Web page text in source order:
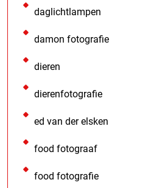
daglichtlampen
damon fotografie
dieren
dierenfotografie
ed van der elsken
food fotograaf
food fotografie